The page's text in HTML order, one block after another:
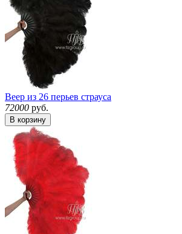
Веер из 26 перьев страуса
72000 руб.
В корзину